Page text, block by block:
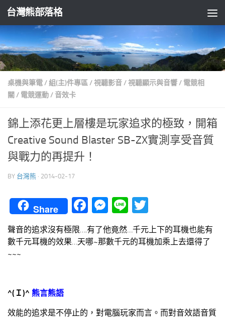
Skip to content
台灣熊部落格
桌機與筆電/組(主)件專區/視聽影音/視聽顯示與音響/ 電競相
關 / 電競運動/ 音效卡
錦上添花更上層樓是玩家追求的極致，開箱
Creative Sound Blaster SB-ZX實測享受音質
與戰力的再提升！
BY 台灣熊 · 2014-02-17
Share Facebook
Messenger
Line
聲音的追求沒有極限….有了他竟然…千元上下的耳機也能有
數千元耳機的效果…天哪~那數千元的耳機加乘上去還得了
~~~
^( Ｉ)^ 熊言熊語
效能的追求是不停止的，對電腦玩家而言。而對音效語音質